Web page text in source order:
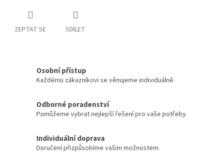
ZEPTAT SE SDÍLET
Osobní přístup
Každému zákazníkovi se věnujeme individuálně.
Odborné poradenství
Pomůžeme vybrat nejlepší řešení pro vaše potřeby.
Individuální doprava
Doručení přizpůsobíme vašim možnostem.